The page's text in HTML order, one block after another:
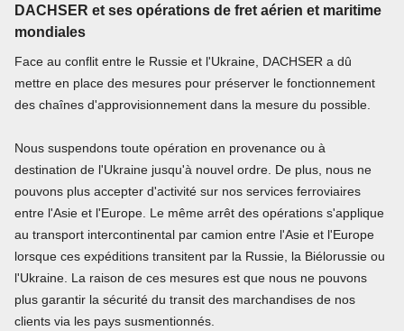
DACHSER et ses opérations de fret aérien et maritime
mondiales
Face au conflit entre le Russie et l'Ukraine, DACHSER a dû
mettre en place des mesures pour préserver le fonctionnement
des chaînes d'approvisionnement dans la mesure du possible.
Nous suspendons toute opération en provenance ou à
destination de l'Ukraine jusqu'à nouvel ordre. De plus, nous ne
pouvons plus accepter d'activité sur nos services ferroviaires
entre l'Asie et l'Europe. Le même arrêt des opérations s'applique
au transport intercontinental par camion entre l'Asie et l'Europe
lorsque ces expéditions transitent par la Russie, la Biélorussie ou
l'Ukraine. La raison de ces mesures est que nous ne pouvons
plus garantir la sécurité du transit des marchandises de nos
clients via les pays susmentionnés.